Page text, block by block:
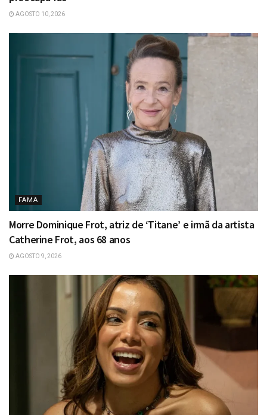
AGOSTO 10, 2026
FAMA
Morre Dominique Frot, atriz de ‘Titane’ e irmã da artista
Catherine Frot, aos 68 anos
AGOSTO 9, 2026